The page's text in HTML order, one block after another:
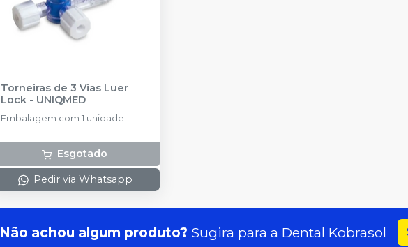
Torneiras de 3 Vias Luer
Lock - UNIQMED
Embalagem com 1 unidade
Esgotado
Pedir via Whatsapp
Não achou algum produto? Sugira para a Dental Kobrasol